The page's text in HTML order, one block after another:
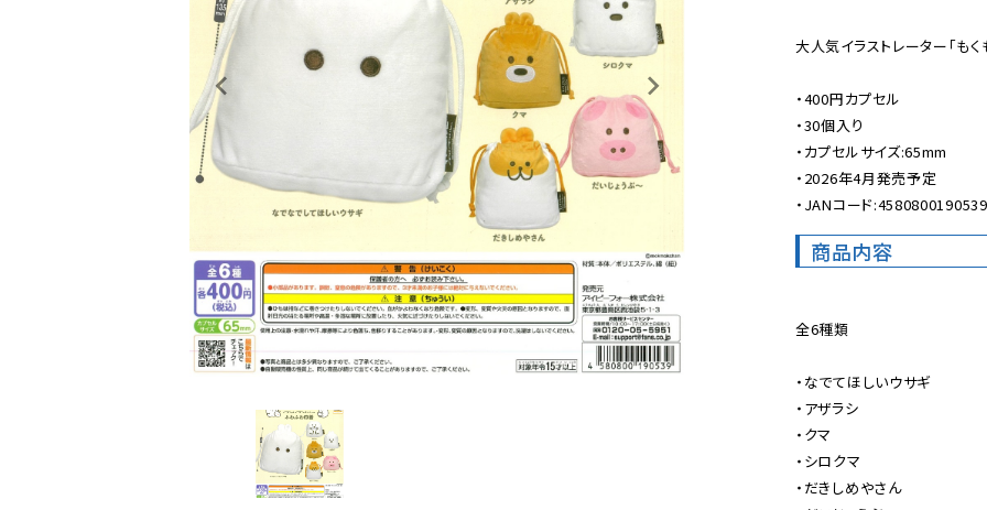
販促用カプセルトイ
よくあるご質問
ご利用ガイド
06-6282-7659
大人気イラストレーター「も
・400円カプセル
・30個入り
・カプセルサイズ:65mm
・2026年4月発売予定
・JANコード:4580800190539
商品内容
全6種類
・なでてほしいウサギ
・アザラシ
・クマ
・シロクマ
・だきしめやさん